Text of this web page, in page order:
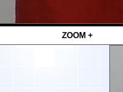
ZOOM +